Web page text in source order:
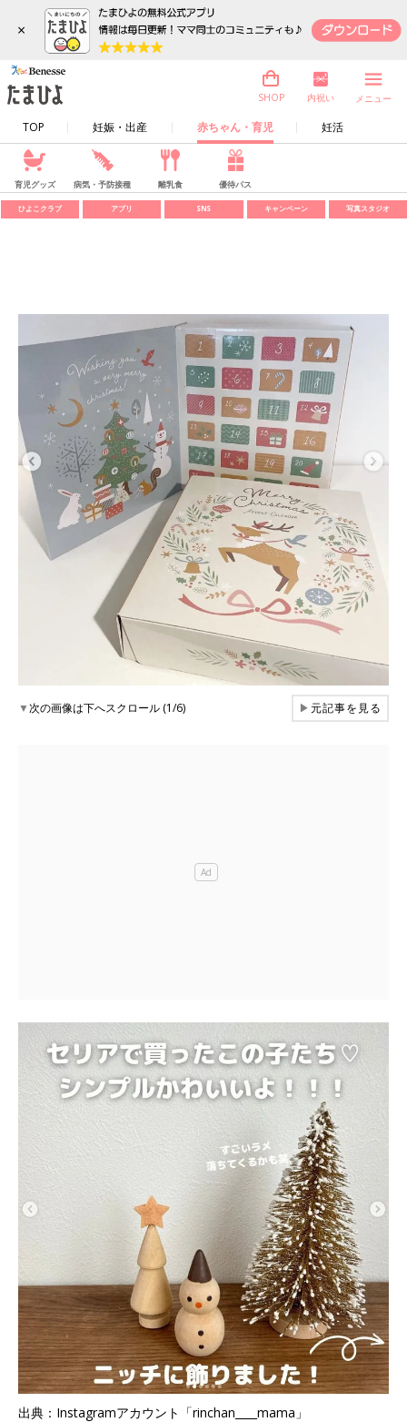
×
TOP 妊娠・出産 赤ちゃん・育児 妊活
SHOP 内祝い メニュー
育児グッズ 病気・予防接種 離乳食 優待パス
ひよこクラブ アプリ SNS キャンペーン 写真スタジオ
▼次の画像は下へスクロール (1/6) ▶元記事を見る
出典：Instagramアカウント「rinchan____mama」